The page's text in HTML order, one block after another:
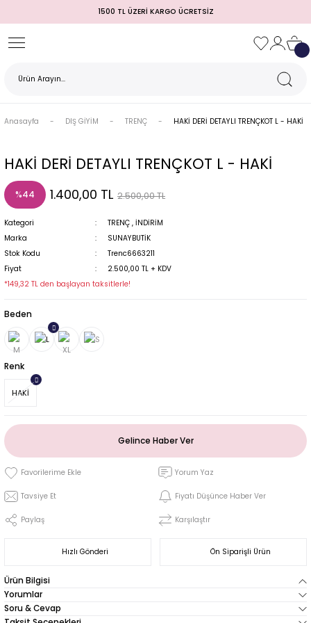
1500 TL ÜZERİ KARGO ÜCRETSİZ
Geri Dön
Geri Dön
Geri Dön
Geri Dön
Geri Dön
Geri Dön
Geri Dön
Anasayfa DIŞ GİYİM TRENÇ HAKİ DERİ DETAYLI TRENÇKOT L - HAKİ
HAKİ DERİ DETAYLI TRENÇKOT L - HAKİ
%44 1.400,00 TL 2.500,00 TL
Kategori TRENÇ , İNDİRİM
Marka
SUNAYBUTİK
Stok Kodu
Trenc6663211
Fiyat
2.500,00 TL + KDV
*149,32 TL den başlayan taksitlerle!
Beden
Renk
HAKİ
Gelince Haber Ver
Yorum Yaz
Tavsiye Et Fiyatı Düşünce Haber Ver
Paylaş Karşılaştır
Hızlı Gönderi Ön Siparişli Ürün
Ürün Bilgisi
Yorumlar
Soru & Cevap